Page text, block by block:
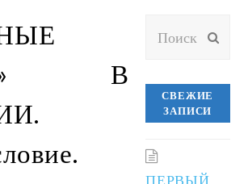
В
СВЕЖИЕ
ЗАПИСИ
ПЕРВЫЙ